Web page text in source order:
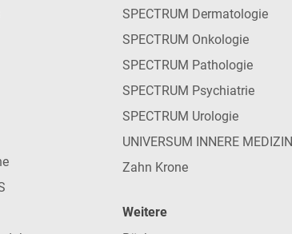
SPECTRUM Dermatologie
SPECTRUM Onkologie
SPECTRUM Pathologie
SPECTRUM Psychiatrie
SPECTRUM Urologie
UNIVERSUM INNERE MEDIZIN
Zahn Krone
Weitere